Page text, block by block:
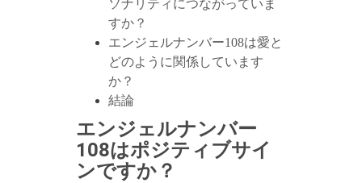
ソナリティにつながっていま
すか？
エンジェルナンバー108は愛と
どのように関係しています
か？
結論
エンジェルナンバー
108はポジティブサイ
ンですか？